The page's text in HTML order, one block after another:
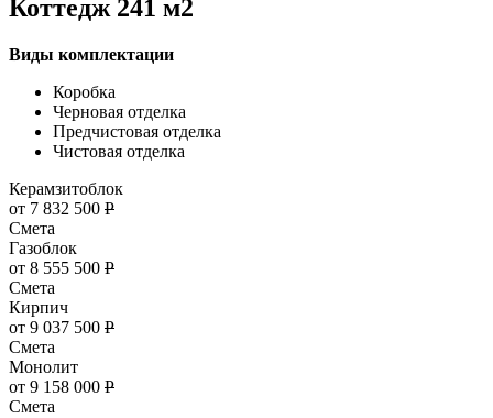
Коттедж 241 м2
Виды комплектации
Коробка
Черновая отделка
Предчистовая отделка
Чистовая отделка
Керамзитоблок
от 7 832 500 Р
Смета
Газоблок
от 8 555 500 Р
Смета
Кирпич
от 9 037 500 Р
Смета
Монолит
от 9 158 000 Р
Смета